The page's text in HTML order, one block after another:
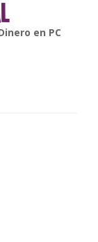
enAndroid